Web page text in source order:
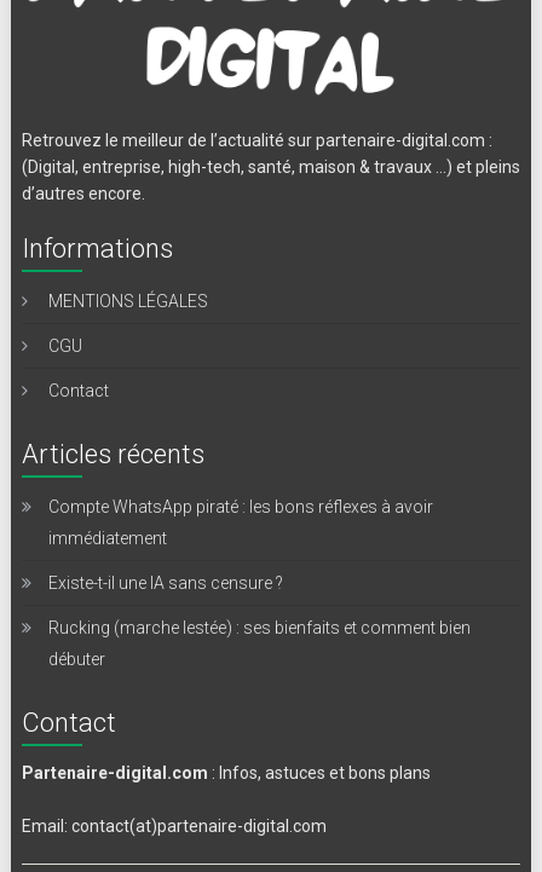
Retrouvez le meilleur de l’actualité sur partenaire-digital.com :
(Digital, entreprise, high-tech, santé, maison & travaux …) et pleins
d’autres encore.
Informations
MENTIONS LÉGALES
CGU
Contact
Articles récents
Compte WhatsApp piraté : les bons réflexes à avoir
immédiatement
Existe-t-il une IA sans censure ?
Rucking (marche lestée) : ses bienfaits et comment bien
débuter
Contact
Partenaire-digital.com : Infos, astuces et bons plans
Email: contact(at)partenaire-digital.com